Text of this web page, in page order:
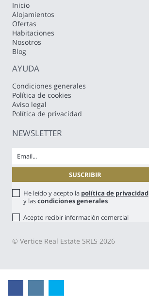
Inicio
Alojamientos
Ofertas
Habitaciones
Nosotros
Blog
AYUDA
Condiciones generales
Política de cookies
Aviso legal
Política de privacidad
NEWSLETTER
He leído y acepto la política de privacidad
y lascondiciones generales
Acepto recibir información comercial
© Vertice Real Estate SRLS 2026